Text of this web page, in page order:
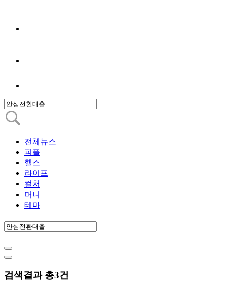
전체뉴스
피플
헬스
라이프
컬처
머니
테마
검색결과 총3건